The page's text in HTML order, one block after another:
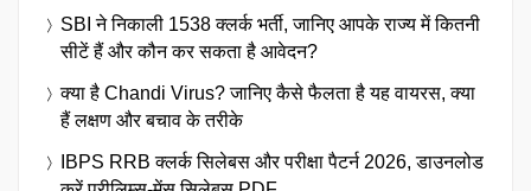
SBI ने निकाली 1538 क्लर्क भर्ती, जानिए आपके राज्य में कितनी
सीटें हैं और कौन कर सकता है आवेदन?
क्या है Chandi Virus? जानिए कैसे फैलता है यह वायरस, क्या
हैं लक्षण और बचाव के तरीके
IBPS RRB क्लर्क सिलेबस और परीक्षा पैटर्न 2026, डाउनलोड